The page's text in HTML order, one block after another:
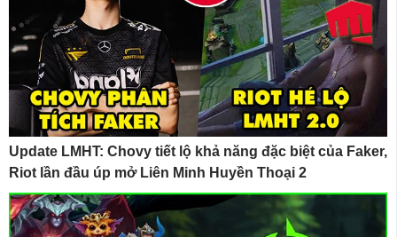
Update LMHT: Chovy tiết lộ khả năng đặc biệt của Faker,
Riot lần đầu úp mở Liên Minh Huyền Thoại 2